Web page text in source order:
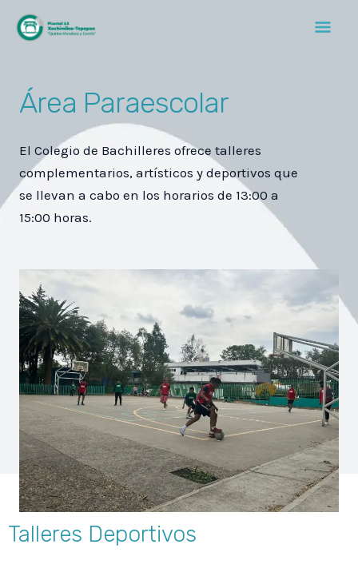
Área Paraescolar
El Colegio de Bachilleres ofrece talleres
complementarios, artísticos y deportivos que
se llevan a cabo en los horarios de 13:00 a
15:00 horas.
Talleres Deportivos